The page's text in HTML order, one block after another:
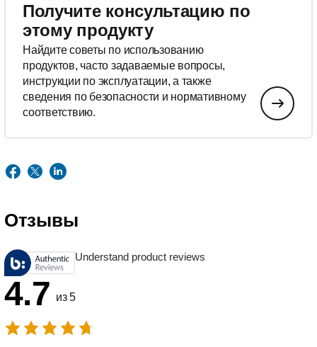
Получите консультацию по
этому продукту
Найдите советы по использованию
продуктов, часто задаваемые вопросы,
инструкции по эксплуатации, а также
сведения по безопасности и нормативному
соответствию.
Отзывы
Understand product reviews
4.7 из 5